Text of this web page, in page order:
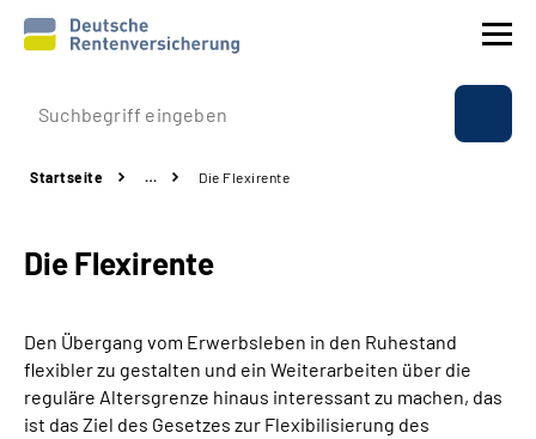
Prävention
Rente
Beratung & Kontakt
Experten
Startseite … Die Flexirente
Die Flexirente
Den Übergang vom Erwerbsleben in den Ruhestand
flexibler zu gestalten und ein Weiterarbeiten über die
reguläre Altersgrenze hinaus interessant zu machen, das
ist das Ziel des Gesetzes zur Flexibilisierung des